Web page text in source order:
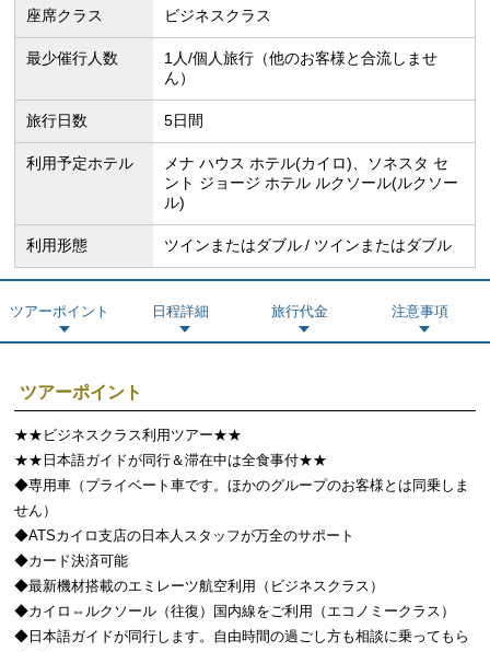
座席クラス ビジネスクラス
最少催行人数
1人/個人旅行（他のお客様と合流しませ
ん）
旅行日数 5日間
利用予定ホテル
メナ ハウス ホテル(カイロ)、ソネスタ セ
ント ジョージ ホテル ルクソール(ルクソー
ル)
利用形態 ツインまたはダブル ツインまたはダブル
ツアーポイント 日程詳細 旅行代金 注意事項
ツアーポイント
★★ビジネスクラス利用ツアー★★
★★日本語ガイドが同行＆滞在中は全食事付★★
◆専用車（プライベート車です。ほかのグループのお客様とは同乗しま
せん）
◆ATSカイロ支店の日本人スタッフが万全のサポート
◆カード決済可能
◆最新機材搭載のエミレーツ航空利用（ビジネスクラス）
◆カイロ⇔ルクソール（往復）国内線をご利用（エコノミークラス）
◆日本語ガイドが同行します。自由時間の過ごし方も相談に乗ってもら